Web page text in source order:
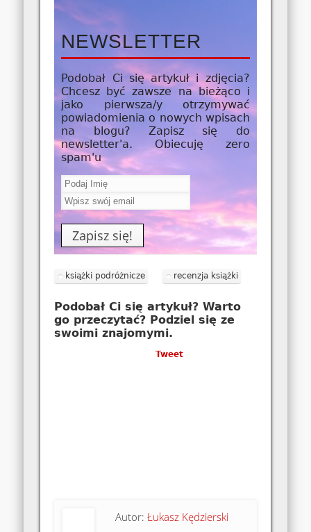
NEWSLETTER
Podobał Ci się artykuł i zdjęcia?
Chcesz być zawsze na bieżąco i
jako pierwsza/yotrzymywać
powiadomienia o nowych wpisach
na blogu? Zapisz się do
newsletter'a. Obiecuję zero
spam'u
książki podróżnicze recenzja książki
Podobał Ci się artykuł? Warto
go przeczytać? Podziel się ze
swoimi znajomymi.
Tweet
Autor:Łukasz Kędzierski